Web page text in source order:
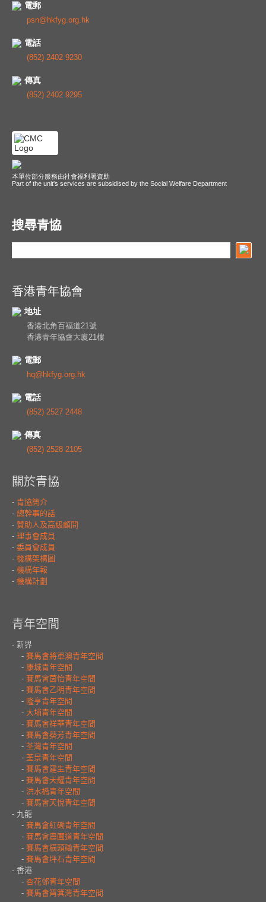
電郵
psn@hkfyg.org.hk
電話
(852) 2402 9230
傳真
(852) 2402 9295
本單位部分服務由社會福利署資助
Part of the unit's services are subsidised by the Social Welfare Department
搜尋青協
香港青年協會
地址
香港北角百福道21號
香港青年協會大廈21樓
電郵
hq@hkfyg.org.hk
電話
(852) 2527 2448
傳真
(852) 2528 2105